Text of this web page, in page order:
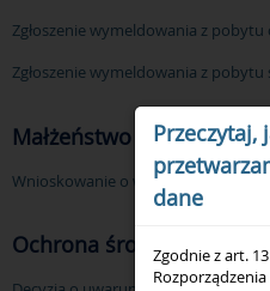
Przeczytaj,
dane
Zgodnie z art.
Zgłoszenie wymeldowania z pobytu
Zgłoszenie wymeldowania z pobytu
Małżeństwo
Wnioskowanie o wydanie odpisu
Ochrona środowiska